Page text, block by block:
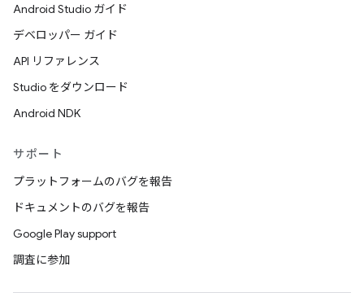
Android Studio ガイド
デベロッパー ガイド
API リファレンス
Studio をダウンロード
Android NDK
サポート
プラットフォームのバグを報告
ドキュメントのバグを報告
Google Play support
調査に参加